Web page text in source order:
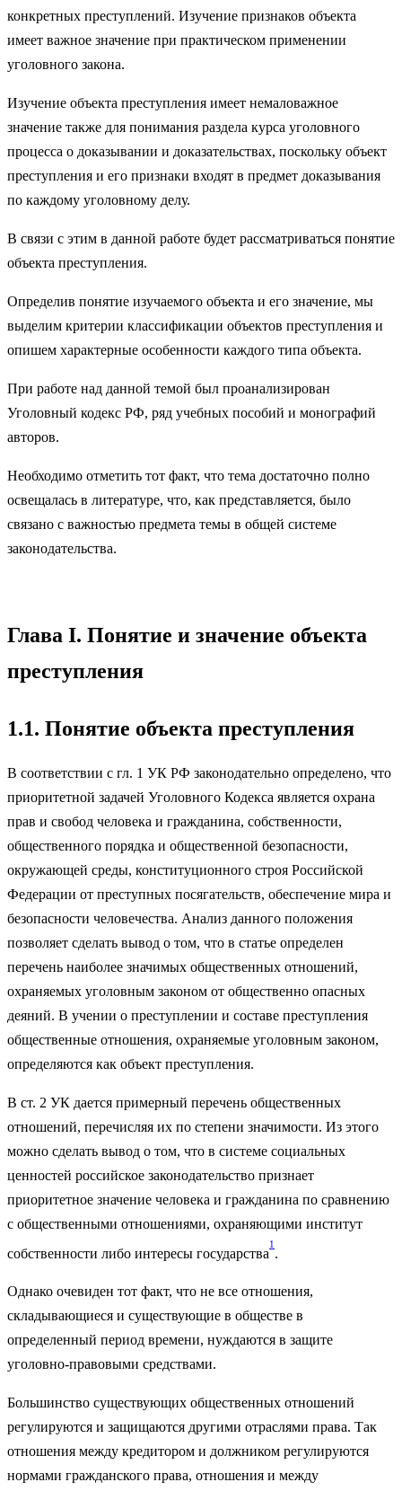
конкретных преступлений. Изучение признаков объекта
имеет важное значение при практическом применении
уголовного закона.
Изучение объекта преступления имеет немаловажное
значение также для понимания раздела курса уголовного
процесса о доказывании и доказательствах, поскольку объект
преступления и его признаки входят в предмет доказывания
по каждому уголовному делу.
В связи с этим в данной работе будет рассматриваться понятие
объекта преступления.
Определив понятие изучаемого объекта и его значение, мы
выделим критерии классификации объектов преступления и
опишем характерные особенности каждого типа объекта.
При работе над данной темой был проанализирован
Уголовный кодекс РФ, ряд учебных пособий и монографий
авторов.
Необходимо отметить тот факт, что тема достаточно полно
освещалась в литературе, что, как представляется, было
связано с важностью предмета темы в общей системе
законодательства.
Глава I. Понятие и значение объекта
преступления
1.1. Понятие объекта преступления
В соответствии с гл. 1 УК РФ законодательно определено, что
приоритетной задачей Уголовного Кодекса является охрана
прав и свобод человека и гражданина, собственности,
общественного порядка и общественной безопасности,
окружающей среды, конституционного строя Российской
Федерации от преступных посягательств, обеспечение мира и
безопасности человечества. Анализ данного положения
позволяет сделать вывод о том, что в статье определен
перечень наиболее значимых общественных отношений,
охраняемых уголовным законом от общественно опасных
деяний. В учении о преступлении и составе преступления
общественные отношения, охраняемые уголовным законом,
определяются как объект преступления.
В ст. 2 УК дается примерный перечень общественных
отношений, перечисляя их по степени значимости. Из этого
можно сделать вывод о том, что в системе социальных
ценностей российское законодательство признает
приоритетное значение человека и гражданина по сравнению
с общественными отношениями, охраняющими институт
собственности либо интересы государства
1
Однако очевиден тот факт, что не все отношения,
складывающиеся и существующие в обществе в
определенный период времени, нуждаются в защите
уголовно-правовыми средствами.
Большинство существующих общественных отношений
регулируются и защищаются другими отраслями права. Так
отношения между кредитором и должником регулируются
нормами гражданского права, отношения и между